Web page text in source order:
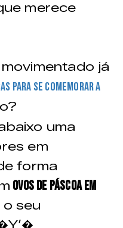
merece
já
para se comemorar a
uma
em
forma
ovos de páscoa em
o seu